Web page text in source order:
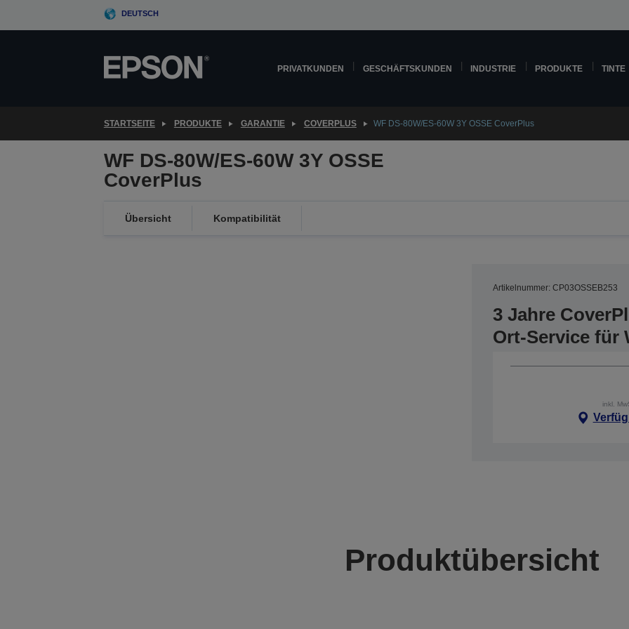
DEUTSCH
PRIVATKUNDEN GESCHÄFTSKUNDEN INDUSTRIE PRODUKTE TINTE
STARTSEITE PRODUKTE GARANTIE COVERPLUS WF DS-80W/ES-60W 3Y OSSE CoverPlus
WF DS-80W/ES-60W 3Y OSSE
CoverPlus
Übersicht Kompatibilität
Artikelnummer: CP03OSSEB253
3 Jahre
Ort-Service für
inkl.
Produktübersicht